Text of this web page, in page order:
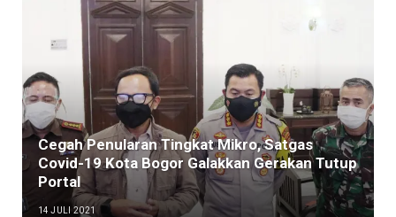
Cegah Penularan Tingkat Mikro, Satgas
Covid-19 Kota Bogor Galakkan Gerakan Tutup
Portal
14 JULI 2021